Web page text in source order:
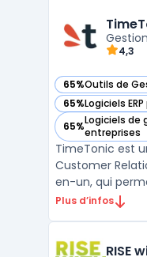
l'automati ...
4,3
65%Outils de
— voir
65%Logiciels
— voir
65%Logiciels de
entreprises
— voir
TimeTonic est
Customer
en-un, qui
projets, tâches
utilisateurs
Plus d’infos
RISE